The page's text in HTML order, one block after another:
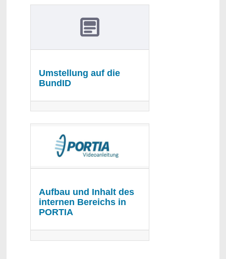
Umstellung auf die
BundID
Aufbau und Inhalt des
internen Bereichs in
PORTIA